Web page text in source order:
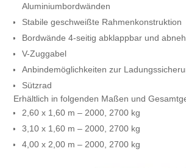
Aluminiumbordwänden
Stabile geschweißte Rahmenkonstruktion
Bordwände 4-seitig abklappbar und
V-Zuggabel
Anbindemöglichkeiten zur
Sützrad
Erhältlich in folgenden Maßen und
2,60 x 1,60 m – 2000, 2700 kg
3,10 x 1,60 m – 2000, 2700 kg
4,00 x 2,00 m – 2000, 2700 kg